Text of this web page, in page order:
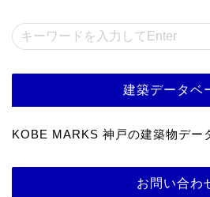
建築データベ
KOBE MARKS 神戸の建築物デー
お問い合わ